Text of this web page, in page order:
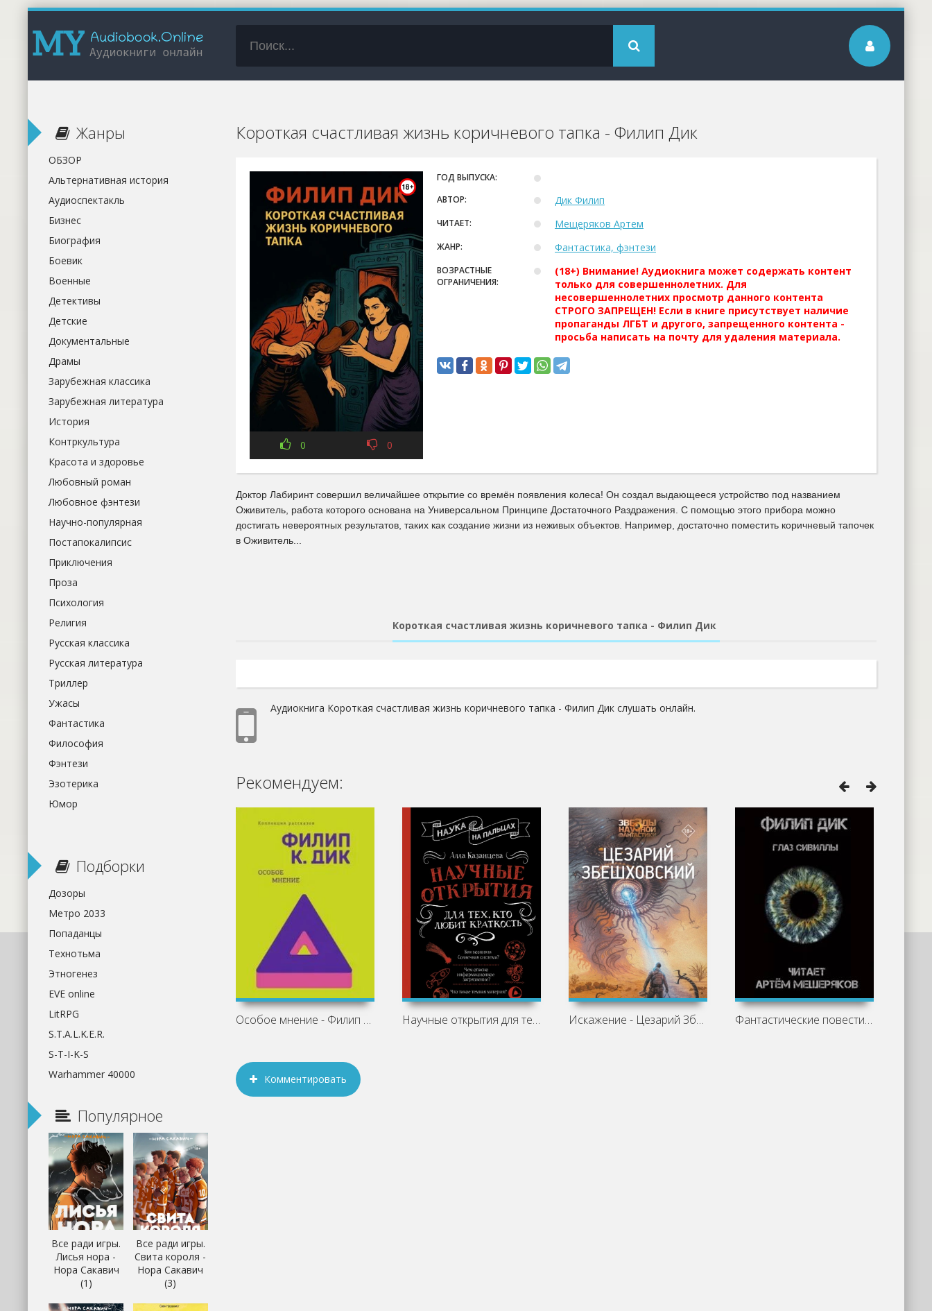
Короткая счастливая жизнь коричневого тапка - Филип Дик
0 0
ГОД ВЫПУСКА:
АВТОР:
Дик Филип
ЧИТАЕТ: Мещеряков Артем
ЖАНР: Фантастика, фэнтези
ВОЗРАСТНЫЕ
ОГРАНИЧЕНИЯ:
(18+) Внимание! Аудиокнига может содержать контент
только для совершеннолетних. Для
несовершеннолетних просмотр данного контента
СТРОГО ЗАПРЕЩЕН! Если в книге присутствует наличие
пропаганды ЛГБТ и другого, запрещенного контента -
просьба написать на почту для удаления материала.
Доктор Лабиринт совершил величайшее открытие со времён появления колеса! Он создал выдающееся устройство под названием
Оживитель, работа которого основана на Универсальном Принципе Достаточного Раздражения. С помощью этого прибора можно
достигать невероятных результатов, таких как создание жизни из неживых объектов. Например, достаточно поместить коричневый тапочек
в Оживитель...
Короткая счастливая жизнь коричневого тапка - Филип Дик
Аудиокнига Короткая счастливая жизнь коричневого тапка - Филип Дик слушать онлайн.
Рекомендуем:
Особое мнение - Филип Дик Научные открытия для тех, кто любит Искажение - Цезарий Збешховский Фантастические повести и рассказы - Нил
Комментировать
Жанры
ОБЗОР
Альтернативная история
Аудиоспектакль
Бизнес
Биография
Боевик
Военные
Детективы
Детские
Документальные
Драмы
Зарубежная классика
Зарубежная литература
История
Контркультура
Красота и здоровье
Любовный роман
Любовное фэнтези
Научно-популярная
Постапокалипсис
Приключения
Проза
Психология
Религия
Русская классика
Русская литература
Триллер
Ужасы
Фантастика
Философия
Фэнтези
Эзотерика
Юмор
Подборки
Дозоры
Метро 2033
Попаданцы
Технотьма
Этногенез
EVE online
LitRPG
S.T.A.L.K.E.R.
S-T-I-K-S
Warhammer 40000
Популярное
Все ради игры.
Лисья нора -
Нора Сакавич
(1)
Все ради игры.
Свита короля -
Нора Сакавич
(3)